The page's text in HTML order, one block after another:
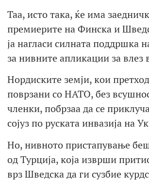
Таа, исто така, ќе има
премиерите на Финска и
ја нагласи силната поддршка
за нивните апликации за
Нордиските земји, кои
поврзани со НАТО, без
членки, побрзаа да се
сојуз по руската инвазија на
Но, нивното пристапување
од Турција, која изврши
врз Шведска да ги сузбие